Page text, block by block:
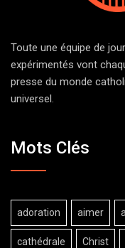
Toute une équipe de
expérimentés vont
presse du monde
universel.
Mots Clés
adoration aimer
cathédrale Christ